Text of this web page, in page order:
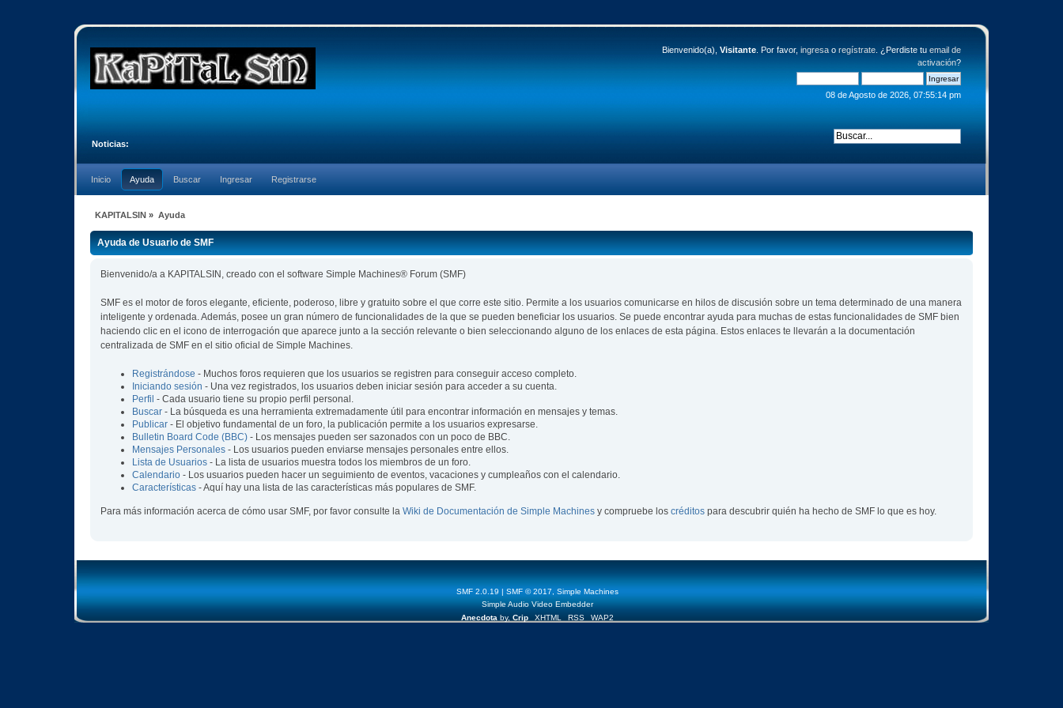
Bienvenido(a), Visitante. Por favor, ingresao regístrate. ¿Perdiste tu email de
activación?
08 de Agosto de 2026, 07:55:14 pm
Noticias:
Inicio Ayuda Buscar Ingresar Registrarse
KAPITALSIN » Ayuda
Ayuda de Usuario de SMF
Bienvenido/a a KAPITALSIN, creado con el software Simple Machines® Forum (SMF)
SMF es el motor de foros elegante, eficiente, poderoso, libre y gratuito sobre el que corre este sitio. Permite a los usuarios comunicarse en hilos de discusión sobre un tema determinado de una manera
inteligente y ordenada. Además, posee un gran número de funcionalidades de la que se pueden beneficiar los usuarios. Se puede encontrar ayuda para muchas de estas funcionalidades de SMF bien
haciendo clic en el icono de interrogación que aparece junto a la sección relevante o bien seleccionando alguno de los enlaces de esta página. Estos enlaces te llevarán a la documentación
centralizada de SMF en el sitio oficial de Simple Machines.
Registrándose - Muchos foros requieren que los usuarios se registren para conseguir acceso completo.
Iniciando sesión - Una vez registrados, los usuarios deben iniciar sesión para acceder a su cuenta.
Perfil - Cada usuario tiene su propio perfil personal.
Buscar- La búsqueda es una herramienta extremadamente útil para encontrar información en mensajes y temas.
Publicar- El objetivo fundamental de un foro, la publicación permite a los usuarios expresarse.
Bulletin Board Code (BBC) - Los mensajes pueden ser sazonados con un poco de BBC.
Mensajes Personales- Los usuarios pueden enviarse mensajes personales entre ellos.
Lista de Usuarios- La lista de usuarios muestra todos los miembros de un foro.
Calendario- Los usuarios pueden hacer un seguimiento de eventos, vacaciones y cumpleaños con el calendario.
Características- Aquí hay una lista de las características más populares de SMF.
Para más información acerca de cómo usar SMF, por favor consulte la Wiki de Documentación de Simple Machinesy compruebe los créditospara descubrir quién ha hecho de SMF lo que es hoy.
SMF 2.0.19 | SMF © 2017
Simple Machines
Simple Audio Video Embedder
Anecdota by, Crip XHTML RSS WAP2